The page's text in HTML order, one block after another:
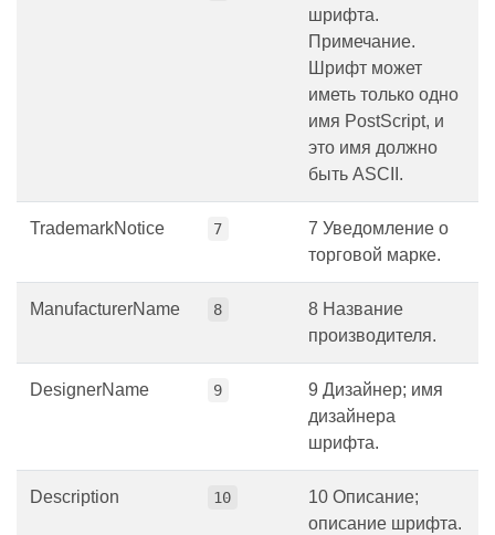
шрифта.
Примечание.
Шрифт может
иметь только одно
имя PostScript, и
это имя должно
быть ASCII.
TrademarkNotice 7
7 Уведомление о
торговой марке.
ManufacturerName 8
8 Название
производителя.
DesignerName 9
9 Дизайнер; имя
дизайнера
шрифта.
Description 10
10 Описание;
описание шрифта.